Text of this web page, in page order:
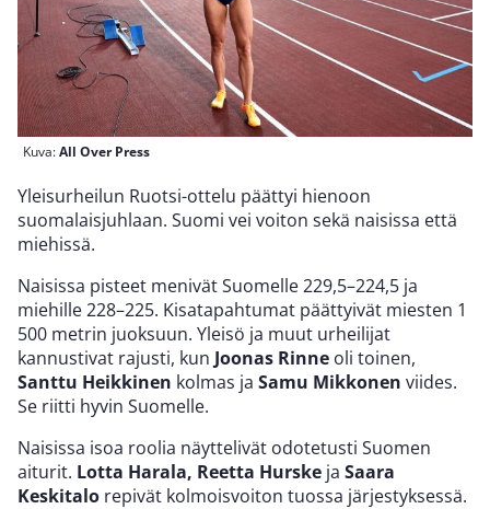
Kuva:All Over Press
Yleisurheilun Ruotsi-ottelu päättyi hienoon
suomalaisjuhlaan. Suomi vei voiton sekä naisissa että
miehissä.
Naisissa pisteet menivät Suomelle 229,5–224,5 ja
miehille 228–225. Kisatapahtumat päättyivät miesten 1
500 metrin juoksuun. Yleisö ja muut urheilijat
kannustivat rajusti, kun Joonas Rinne oli toinen,
Santtu Heikkinen kolmas ja Samu Mikkonen viides.
Se riitti hyvin Suomelle.
Naisissa isoa roolia näyttelivät odotetusti Suomen
aiturit. Lotta Harala, Reetta Hurske ja Saara
Keskitalo repivät kolmoisvoiton tuossa järjestyksessä.